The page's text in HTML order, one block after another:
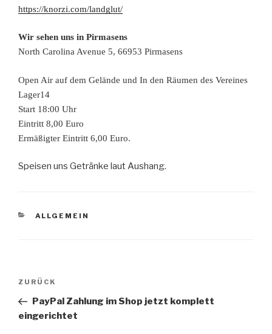
https://knorzi.com/landglut/
Wir sehen uns in Pirmasens
North Carolina Avenue 5, 66953 Pirmasens
Open Air auf dem Gelände und In den Räumen des Vereines
Lager14
Start 18:00 Uhr
Eintritt 8,00 Euro
Ermäßigter Eintritt 6,00 Euro.
Speisen uns Getränke laut Aushang.
KATEGORIEN
ALLGEMEIN
Beitragsnavigation
Vorheriger
Beitrag
ZURÜCK
PayPal Zahlung im Shop jetzt komplett
eingerichtet